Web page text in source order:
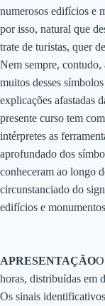
numerosos edifícios e
por isso, natural que
trate de turistas, quer
Nem sempre, contudo,
muitos desses
explicações afastadas
presente curso tem
intérpretes as
aprofundado dos
conheceram ao longo
circunstanciado do
edifícios e
APRESENTAÇÃO
horas, distribuídas em
Os sinais